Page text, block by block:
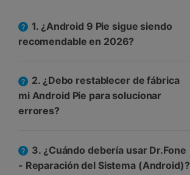
1. ¿Android 9 Pie sigue siendo
recomendable en 2026?
2. ¿Debo restablecer de fábrica
mi Android Pie para solucionar
errores?
3. ¿Cuándo debería usar Dr.Fone
- Reparación del Sistema (Android)?